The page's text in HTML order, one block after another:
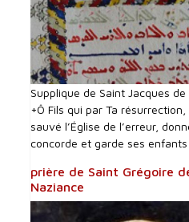
Supplique de Saint Jacques de
+Ô Fils qui par Ta résurrection,
sauvé l’Église de l’erreur,
concorde et garde ses enfants
prière de Saint Grégoire
Naziance